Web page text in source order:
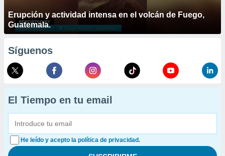
Erupción y actividad intensa en el volcán de Fuego,
Guatemala.
Síguenos
El Tiempo en tu email
He leído y acepto la política de privacidad.